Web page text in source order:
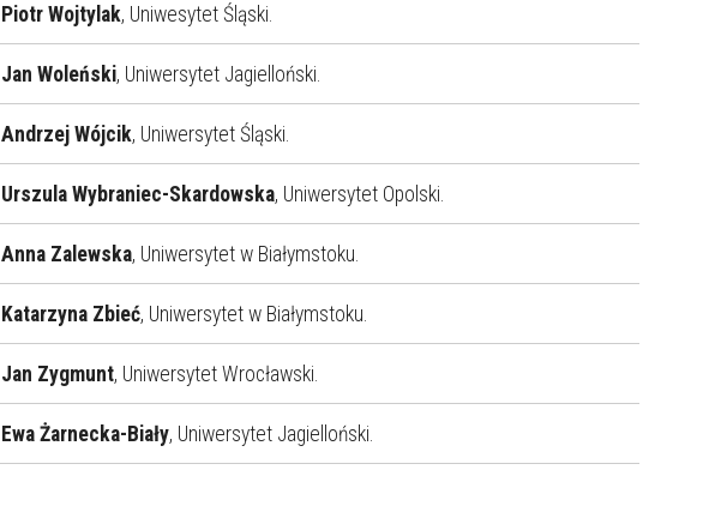
Piotr Wojtylak, Uniwesytet Śląski.
Jan Woleński, Uniwersytet Jagielloński.
Andrzej Wójcik, Uniwersytet Śląski.
Urszula Wybraniec-Skardowska, Uniwersytet Opolski.
Anna Zalewska, Uniwersytet w Białymstoku.
Katarzyna Zbieć, Uniwersytet w Białymstoku.
Jan Zygmunt, Uniwersytet Wrocławski.
Ewa Żarnecka-Biały, Uniwersytet Jagielloński.